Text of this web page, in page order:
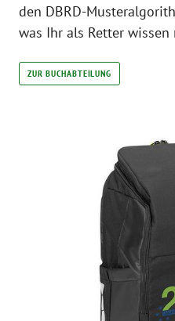
den DBRD-
was Ihr als Retter wissen
ZUR BUCHABTEILUNG